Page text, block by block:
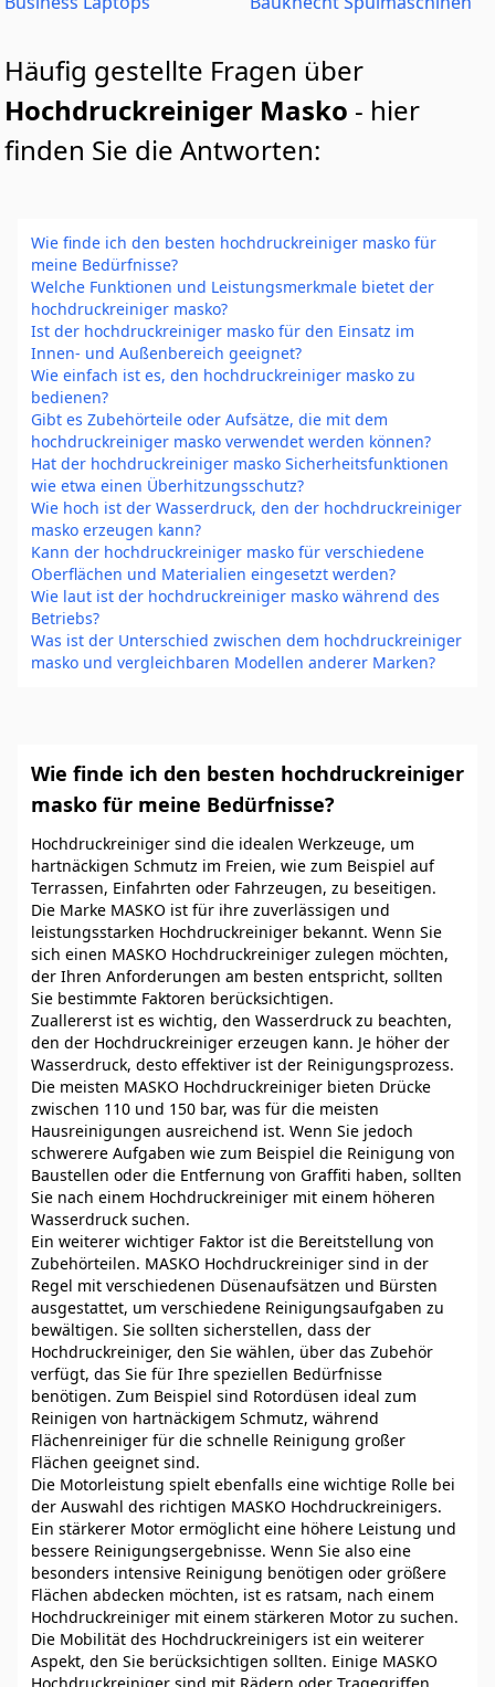
Häufig gestellte Fragen über
Hochdruckreiniger Masko - hier
finden Sie die Antworten:
Wie finde ich den besten hochdruckreiniger masko für
meine Bedürfnisse?
Welche Funktionen und Leistungsmerkmale bietet der
hochdruckreiniger masko?
Ist der hochdruckreiniger masko für den Einsatz im
Innen- und Außenbereich geeignet?
Wie einfach ist es, den hochdruckreiniger masko zu
bedienen?
Gibt es Zubehörteile oder Aufsätze, die mit dem
hochdruckreiniger masko verwendet werden können?
Hat der hochdruckreiniger masko Sicherheitsfunktionen
wie etwa einen Überhitzungsschutz?
Wie hoch ist der Wasserdruck, den der hochdruckreiniger
masko erzeugen kann?
Kann der hochdruckreiniger masko für verschiedene
Oberflächen und Materialien eingesetzt werden?
Wie laut ist der hochdruckreiniger masko während des
Betriebs?
Was ist der Unterschied zwischen dem hochdruckreiniger
masko und vergleichbaren Modellen anderer Marken?
Wie finde ich den besten hochdruckreiniger
masko für meine Bedürfnisse?
Hochdruckreiniger sind die idealen Werkzeuge, um
hartnäckigen Schmutz im Freien, wie zum Beispiel auf
Terrassen, Einfahrten oder Fahrzeugen, zu beseitigen.
Die Marke MASKO ist für ihre zuverlässigen und
leistungsstarken Hochdruckreiniger bekannt. Wenn Sie
sich einen MASKO Hochdruckreiniger zulegen möchten,
der Ihren Anforderungen am besten entspricht, sollten
Sie bestimmte Faktoren berücksichtigen.
Zuallererst ist es wichtig, den Wasserdruck zu beachten,
den der Hochdruckreiniger erzeugen kann. Je höher der
Wasserdruck, desto effektiver ist der Reinigungsprozess.
Die meisten MASKO Hochdruckreiniger bieten Drücke
zwischen 110 und 150 bar, was für die meisten
Hausreinigungen ausreichend ist. Wenn Sie jedoch
schwerere Aufgaben wie zum Beispiel die Reinigung von
Baustellen oder die Entfernung von Graffiti haben, sollten
Sie nach einem Hochdruckreiniger mit einem höheren
Wasserdruck suchen.
Ein weiterer wichtiger Faktor ist die Bereitstellung von
Zubehörteilen. MASKO Hochdruckreiniger sind in der
Regel mit verschiedenen Düsenaufsätzen und Bürsten
ausgestattet, um verschiedene Reinigungsaufgaben zu
bewältigen. Sie sollten sicherstellen, dass der
Hochdruckreiniger, den Sie wählen, über das Zubehör
verfügt, das Sie für Ihre speziellen Bedürfnisse
benötigen. Zum Beispiel sind Rotordüsen ideal zum
Reinigen von hartnäckigem Schmutz, während
Flächenreiniger für die schnelle Reinigung großer
Flächen geeignet sind.
Die Motorleistung spielt ebenfalls eine wichtige Rolle bei
der Auswahl des richtigen MASKO Hochdruckreinigers.
Ein stärkerer Motor ermöglicht eine höhere Leistung und
bessere Reinigungsergebnisse. Wenn Sie also eine
besonders intensive Reinigung benötigen oder größere
Flächen abdecken möchten, ist es ratsam, nach einem
Hochdruckreiniger mit einem stärkeren Motor zu suchen.
Die Mobilität des Hochdruckreinigers ist ein weiterer
Aspekt, den Sie berücksichtigen sollten. Einige MASKO